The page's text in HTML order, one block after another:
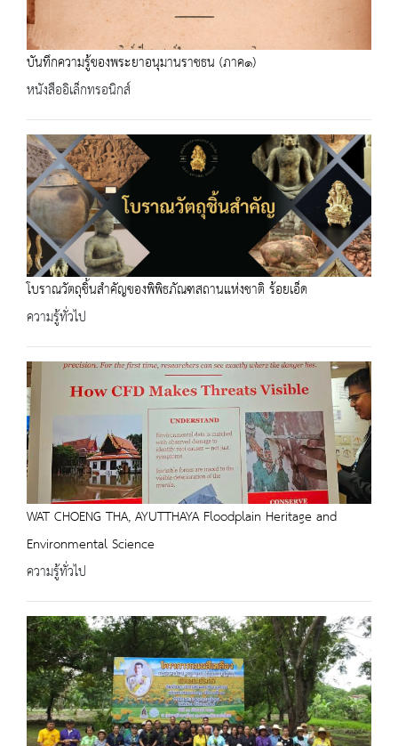
บันทึกความรู้ของพระยาอนุมานราชธน (ภาค๑)
หนังสืออิเล็กทรอนิกส์
โบราณวัตถุชิ้นสำคัญของพิพิธภัณฑสถานแห่งชาติ ร้อยเอ็ด
ความรู้ทั่วไป
WAT CHOENG THA, AYUTTHAYA Floodplain Heritage and
Environmental Science
ความรู้ทั่วไป